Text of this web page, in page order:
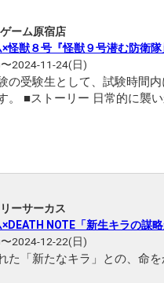
ーム原宿店
怪獣８号『怪獣９号潜む防衛
2024-11-24(日)
の受験生として、試験時間
隊」への入隊
ーサーカス
NOTE「新生キラの謀
2024-12-22(日)
た「新たなキラ」との、命